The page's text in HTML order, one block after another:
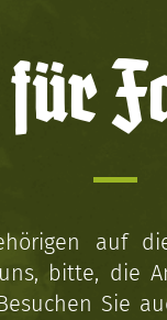
auf
bitte, die
Sie